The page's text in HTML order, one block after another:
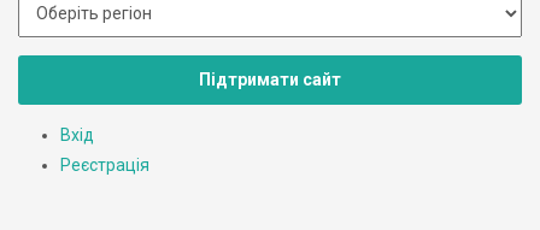
Підтримати сайт
Вхід
Реєстрація